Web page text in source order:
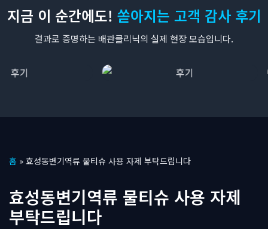
지금 이 순간에도! 쏟아지는 고객 감사 후기
결과로 증명하는 배관클리닉의 실제 현장 모습입니다.
텐
로
건
홈 » 효성동변기역류 물티슈 사용 자제 부탁드립니다
효성동변기역류 물티슈 사용 자제
부탁드립니다